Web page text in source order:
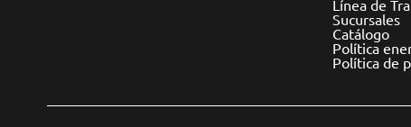
Línea de
Sucursales
Catálogo
Política
Política de